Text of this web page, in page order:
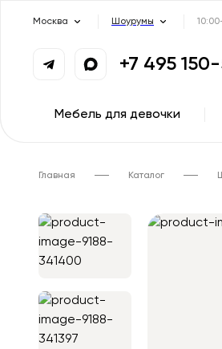
Москва Шоурумы
+7 495
Мебель для девочки
Главная Каталог